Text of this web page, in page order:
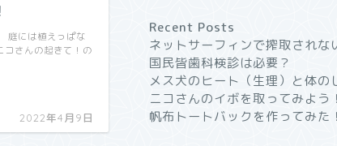
2022年4月9日
庭には植えっぱな
コさんの起きて！の
Recent Posts
ネットサーフィンで搾取されな
国民皆歯科検診は必要？
メス犬のヒート（生理）と体の
ニコさんのイボを取ってみよう！
帆布トートバックを作ってみた！